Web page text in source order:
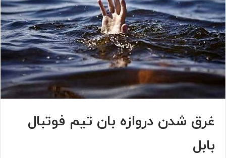
غرق شدن دروازه بان تیم فوتبال
بابل